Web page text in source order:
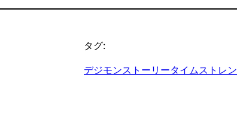
タグ:
デジモンストーリータイムストレ